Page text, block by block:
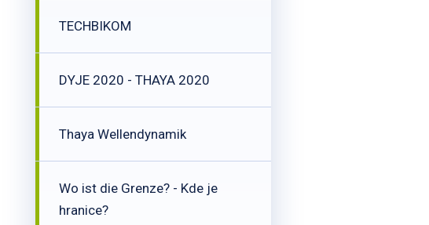
TECHBIKOM
DYJE 2020 - THAYA 2020
Thaya Wellendynamik
Wo ist die Grenze? - Kde je
hranice?